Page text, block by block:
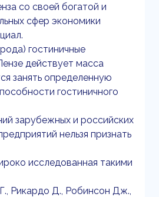
со своей богатой и
сфер экономики
гостиничные
действует масса
занять определенную
гостиничного
зарубежных и российских
нельзя признать
исследованная такими
Рикардо Д., Робинсон Дж.,